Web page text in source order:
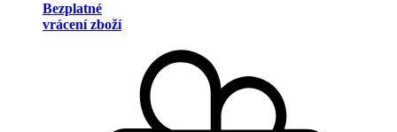
Bezplatné
vrácení zboží